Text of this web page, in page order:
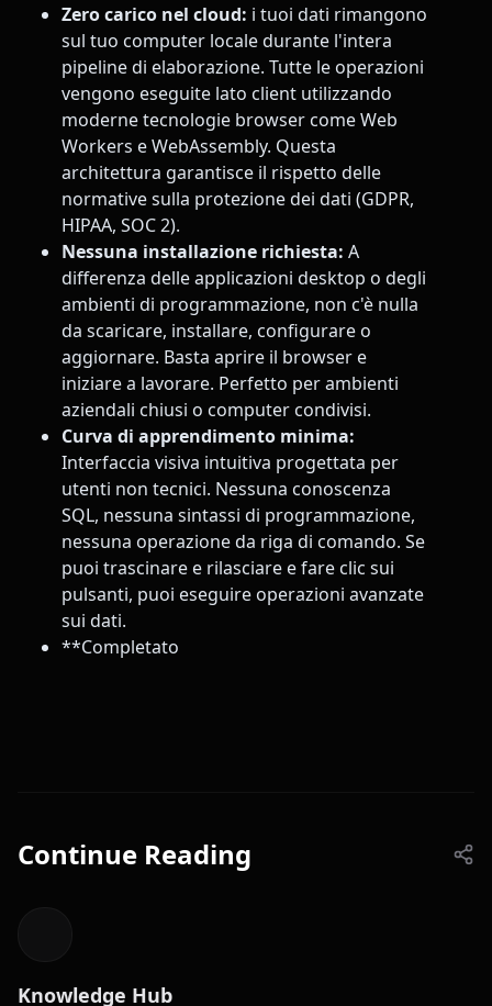
Zero carico nel cloud: i tuoi dati rimangono
sul tuo computer locale durante l'intera
pipeline di elaborazione. Tutte le operazioni
vengono eseguite lato client utilizzando
moderne tecnologie browser come Web
Workers e WebAssembly. Questa
architettura garantisce il rispetto delle
normative sulla protezione dei dati (GDPR,
HIPAA, SOC 2).
Nessuna installazione richiesta: A
differenza delle applicazioni desktop o degli
ambienti di programmazione, non c'è nulla
da scaricare, installare, configurare o
aggiornare. Basta aprire il browser e
iniziare a lavorare. Perfetto per ambienti
aziendali chiusi o computer condivisi.
Curva di apprendimento minima:
Interfaccia visiva intuitiva progettata per
utenti non tecnici. Nessuna conoscenza
SQL, nessuna sintassi di programmazione,
nessuna operazione da riga di comando. Se
puoi trascinare e rilasciare e fare clic sui
pulsanti, puoi eseguire operazioni avanzate
sui dati.
**Completato
Continue Reading
Knowledge Hub